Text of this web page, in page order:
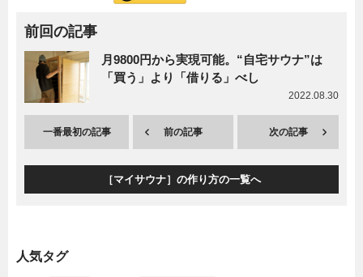
前回の記事
月9800円から実現可能。“自宅サウナ”は
「買う」より「借りる」べし
2022.08.30
一番最初の記事 前の記事 次の記事
［マイサウナ］の作り方の一覧へ
人気タグ